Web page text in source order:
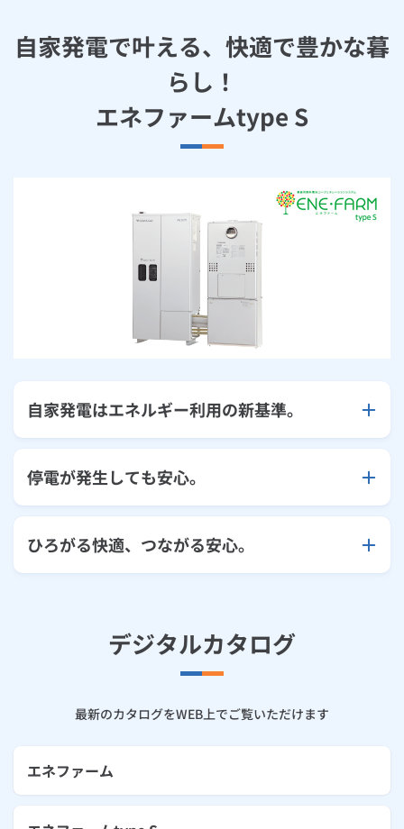
自家発電で叶える、快適で豊かな暮
らし！
エネファームtype S
自家発電はエネルギー利用の新基準。
停電が発生しても安心。
ひろがる快適、つながる安心。
デジタルカタログ
最新のカタログをWEB上でご覧いただけます
エネファーム